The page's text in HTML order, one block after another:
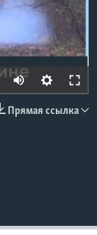
Прямая ссылка